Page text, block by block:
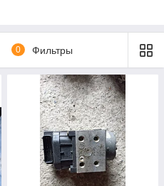
0 Фильтры